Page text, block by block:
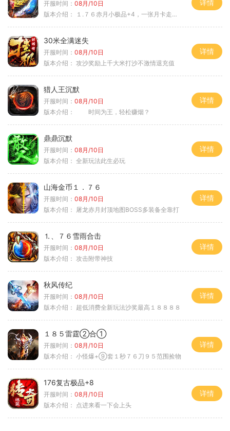
开服时间： 08月/10日
版本介绍：
１.７６赤月小极品+4，一张月卡走天涯b
详情
30米全满迷失
开服时间： 08月/10日
版本介绍： 攻沙奖励上千大米打沙不激情退充值
详情
猎人王沉默
开服时间： 08月/10日
版本介绍：
时间为王，轻松赚烟？
详情
鼎鼎沉默
开服时间： 08月/10日
版本介绍： 全新玩法此生必玩
详情
山海金币１．７６
开服时间： 08月/10日
版本介绍： 屠龙赤月封顶地图BOSS多装备全靠打
详情
⒈、７６雪雨合击
开服时间： 08月/10日
版本介绍： 攻击附带神技
详情
秋风传纪
开服时间： 08月/10日
版本介绍： 超低消费全新玩法沙奖最高１８８８８
详情
１８５雷霆②合①
开服时间： 08月/10日
版本介绍： 小怪爆+⑨套１秒７６刀９５范围捡物
详情
176复古极品+8
开服时间： 08月/10日
版本介绍： 点进来看一下会上头
详情